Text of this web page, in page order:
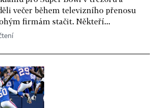
večer během televizního přenosu
firmám stačit. Někteří...